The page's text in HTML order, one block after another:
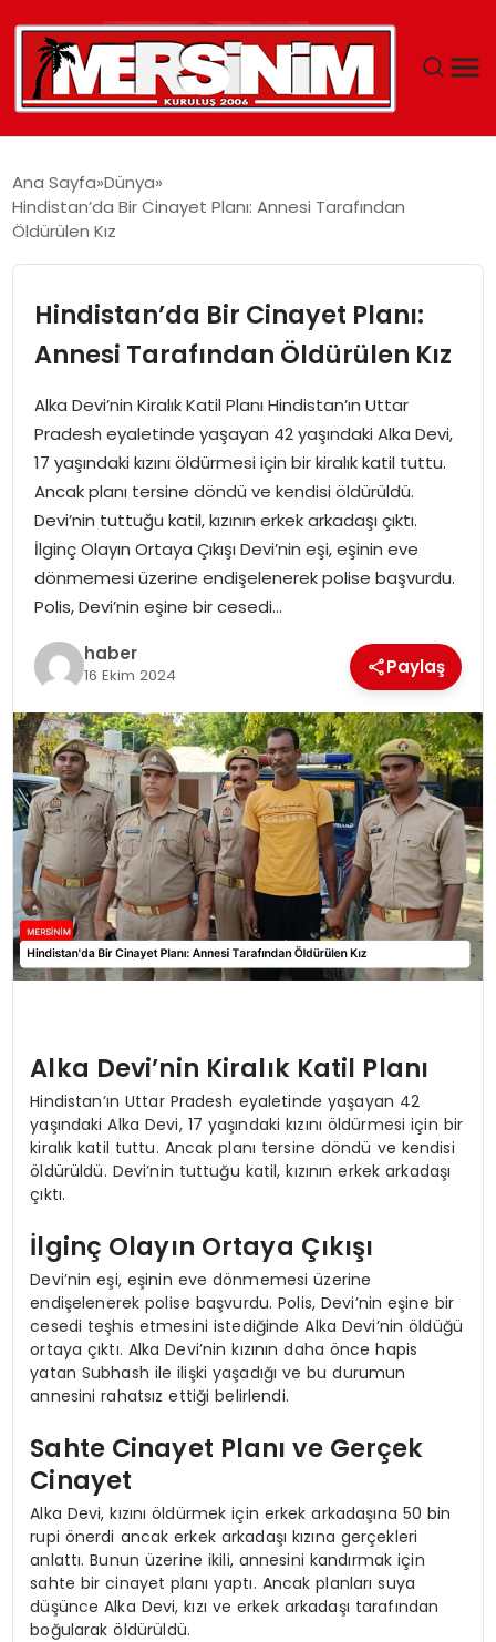
YAŞAM
EĞITIM
SPOR
EKONOMI
MAGAZIN
OTOMOBIL
Ana Sayfa Dünya
Hindistan’da Bir Cinayet Planı: Annesi Tarafından
Öldürülen Kız
Hindistan’da Bir Cinayet Planı:
Annesi Tarafından Öldürülen Kız
Alka Devi’nin Kiralık Katil Planı Hindistan’ın Uttar
Pradesh eyaletinde yaşayan 42 yaşındaki Alka Devi,
17 yaşındaki kızını öldürmesi için bir kiralık katil tuttu.
Ancak planı tersine döndü ve kendisi öldürüldü.
Devi’nin tuttuğu katil, kızının erkek arkadaşı çıktı.
İlginç Olayın Ortaya Çıkışı Devi’nin eşi, eşinin eve
dönmemesi üzerine endişelenerek polise başvurdu.
Polis, Devi’nin eşine bir cesedi…
haber
16 Ekim 2024 Paylaş
Alka Devi’nin Kiralık Katil Planı
Hindistan’ın Uttar Pradesh eyaletinde yaşayan 42
yaşındaki Alka Devi, 17 yaşındaki kızını öldürmesi için bir
kiralık katil tuttu. Ancak planı tersine döndü ve kendisi
öldürüldü. Devi’nin tuttuğu katil, kızının erkek arkadaşı
çıktı.
İlginç Olayın Ortaya Çıkışı
Devi’nin eşi, eşinin eve dönmemesi üzerine
endişelenerek polise başvurdu. Polis, Devi’nin eşine bir
cesedi teşhis etmesini istediğinde Alka Devi’nin öldüğü
ortaya çıktı. Alka Devi’nin kızının daha önce hapis
yatan Subhash ile ilişki yaşadığı ve bu durumun
annesini rahatsız ettiği belirlendi.
Sahte Cinayet Planı ve Gerçek
Cinayet
Alka Devi, kızını öldürmek için erkek arkadaşına 50 bin
rupi önerdi ancak erkek arkadaşı kızına gerçekleri
anlattı. Bunun üzerine ikili, annesini kandırmak için
sahte bir cinayet planı yaptı. Ancak planları suya
düşünce Alka Devi, kızı ve erkek arkadaşı tarafından
boğularak öldürüldü.